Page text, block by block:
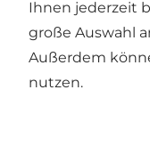
Ihnen jederzeit
große Auswahl
Außerdem
nutzen.